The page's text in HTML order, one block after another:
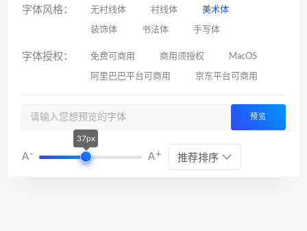
字体风格： 无衬线体 衬线体 美术体
装饰体 书法体 手写体
字体授权： 免费可商用 商用须授权 MacOS
阿里巴巴平台可商用 京东平台可商用
预览
A-
37px
A+ 推荐排序